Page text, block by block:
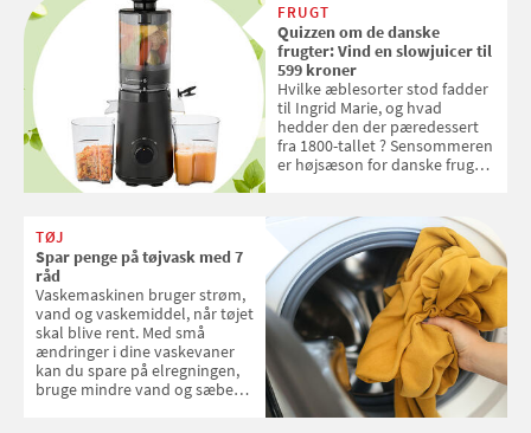
FRUGT
Quizzen om de danske
frugter: Vind en slowjuicer til
599 kroner
Hvilke æblesorter stod fadder
til Ingrid Marie, og hvad
hedder den der pæredessert
fra 1800-tallet ? Sensommeren
er højsæson for danske fruger,
favoritter. Det fejrer Samvirke
med en quiz om alt det danske
frugt, vi elsker. Konkurrencen
slutter fredag d. 18. september
2026
TØJ
Spar penge på tøjvask med 7
råd
Vaskemaskinen bruger strøm,
vand og vaskemiddel, når tøjet
skal blive rent. Med små
ændringer i dine vaskevaner
kan du spare på elregningen,
bruge mindre vand og sæbe